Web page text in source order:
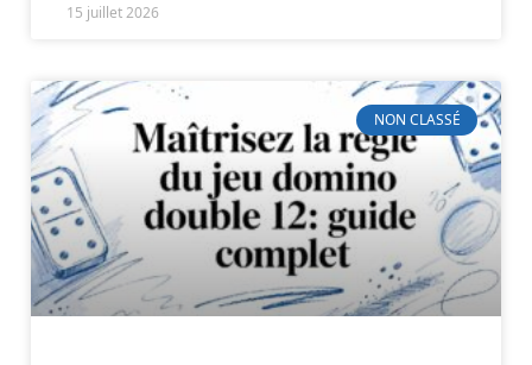
15 juillet 2026
NON CLASSÉ